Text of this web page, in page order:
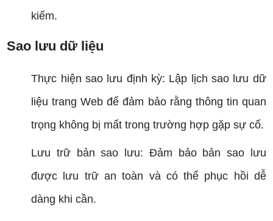
kiếm.
Sao lưu dữ liệu
Thực hiện sao lưu định kỳ: Lập lịch sao lưu dữ
liệu trang Web để đảm bảo rằng thông tin quan
trọng không bị mất trong trường hợp gặp sự cố.
Lưu trữ bản sao lưu: Đảm bảo bản sao lưu
được lưu trữ an toàn và có thể phục hồi dễ
dàng khi cần.